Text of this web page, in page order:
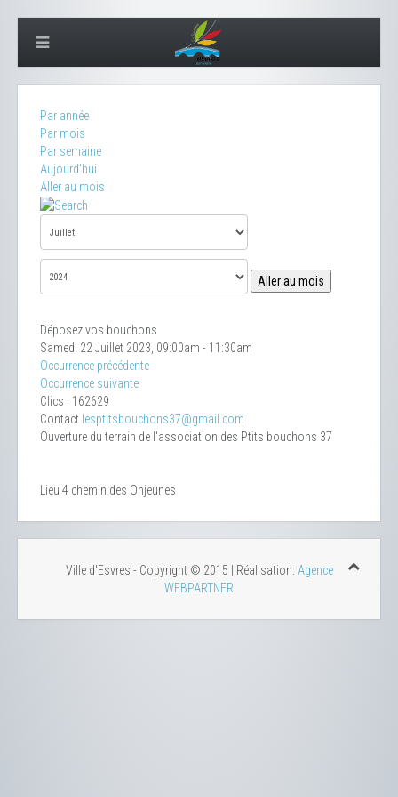
Par année
Par mois
Par semaine
Aujourd'hui
Aller au mois
Aller au mois
Déposez vos bouchons
Samedi 22 Juillet 2023, 09:00am - 11:30am
Occurrence précédente
Occurrence suivante
Clics : 162629
Contact lesptitsbouchons37@gmail.com
Ouverture du terrain de l'association des Ptits bouchons 37
Lieu 4 chemin des Onjeunes
Ville d'Esvres - Copyright © 2015 | Réalisation: Agence
WEBPARTNER